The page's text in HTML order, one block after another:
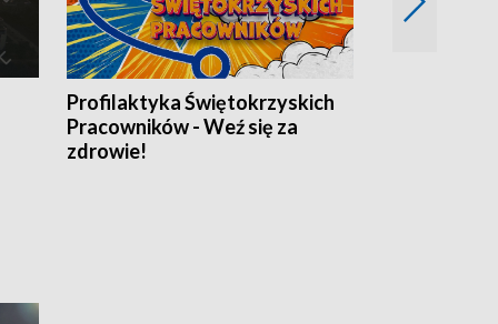
Profilaktyka Świętokrzyskich
Pracowników - Weź się za
zdrowie!